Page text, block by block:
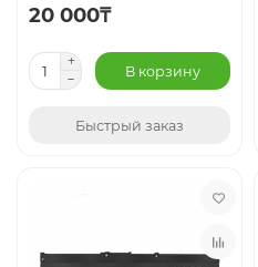
20 000₸
В корзину
Быстрый заказ